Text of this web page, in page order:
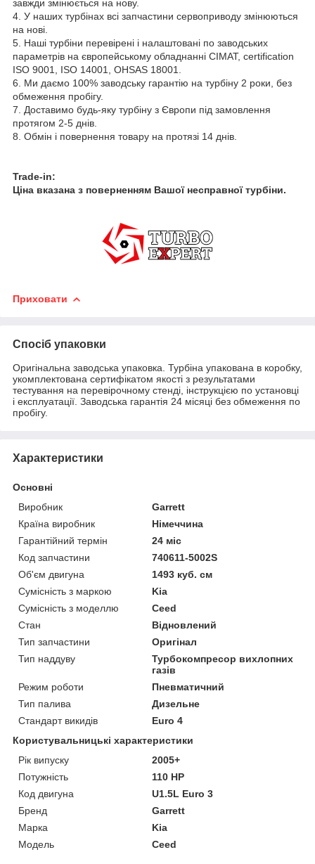
завжди змінюється на нову.
4. У наших турбінах всі запчастини сервоприводу змінюються
на нові.
5. Наші турбіни перевірені і налаштовані по заводських
параметрів на європейському обладнанні CIMAT, certification
ISO 9001, ISO 14001, OHSAS 18001.
6. Ми даємо 100% заводську гарантію на турбіну 2 роки, без
обмеження пробігу.
7. Доставимо будь-яку турбіну з Європи під замовлення
протягом 2-5 днів.
8. Обмін і повернення товару на протязі 14 днів.
Trade-in:
Ціна вказана з поверненням Вашої несправної турбіни.
Приховати
Спосіб упаковки
Оригінальна заводська упаковка. Турбіна упакована в коробку,
укомплектована сертифікатом якості з результатами
тестування на перевірочному стенді, інструкцією по установці
і експлуатації. Заводська гарантія 24 місяці без обмеження по
пробігу.
Характеристики
Основні
Виробник
Garrett
Країна виробник
Німеччина
Гарантійний термін
24 міс
Код запчастини
740611-5002S
Об'єм двигуна
1493 куб. см
Сумісність з маркою
Kia
Сумісність з моделлю
Ceed
Стан
Відновлений
Тип запчастини
Оригінал
Тип наддуву
Турбокомпресор вихлопних
газів
Режим роботи
Пневматичний
Тип палива
Дизельне
Стандарт викидів
Euro 4
Користувальницькі характеристики
Рік випуску
2005+
Потужність
110 HP
Код двигуна
U1.5L Euro 3
Бренд
Garrett
Марка
Kia
Модель
Ceed